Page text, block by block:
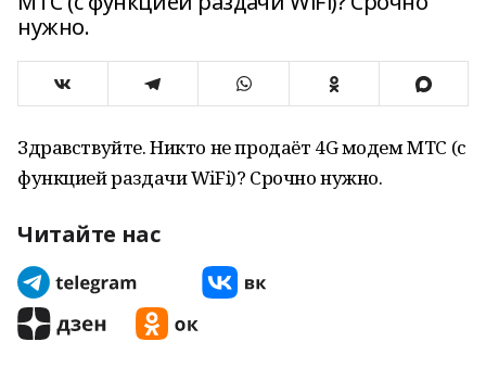
нужно.
Здравствуйте. Никто не продаёт 4G модем МТС (с
функцией раздачи WiFi)? Срочно нужно.
Читайте нас